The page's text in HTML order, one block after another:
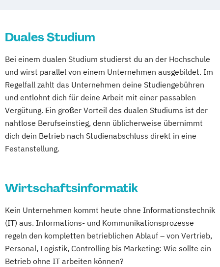
Duales Studium
Bei einem dualen Studium studierst du an der Hochschule
und wirst parallel von einem Unternehmen ausgebildet. Im
Regelfall zahlt das Unternehmen deine Studiengebühren
und entlohnt dich für deine Arbeit mit einer passablen
Vergütung. Ein großer Vorteil des dualen Studiums ist der
nahtlose Berufseinstieg, denn üblicherweise übernimmt
dich dein Betrieb nach Studienabschluss direkt in eine
Festanstellung.
Wirtschaftsinformatik
Kein Unternehmen kommt heute ohne Informationstechnik
(IT) aus. Informations- und Kommunikationsprozesse
regeln den kompletten betrieblichen Ablauf – von Vertrieb,
Personal, Logistik, Controlling bis Marketing: Wie sollte ein
Betrieb ohne IT arbeiten können?